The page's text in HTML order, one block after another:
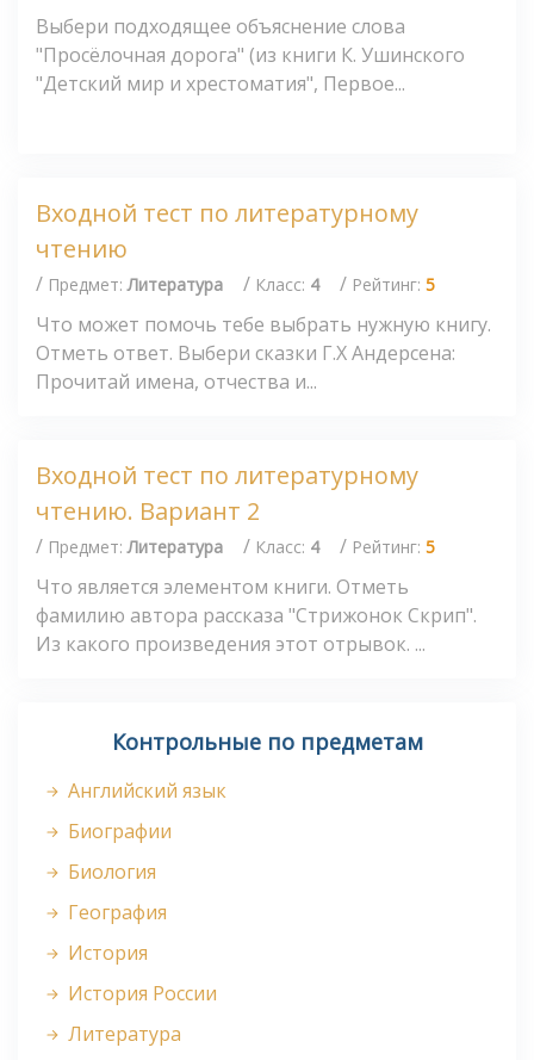
Выбери подходящее объяснение слова
"Просёлочная дорога" (из книги К. Ушинского
"Детский мир и хрестоматия", Первое...
Входной тест по литературному
чтению
/ Предмет:Литература / Класс: 4 / Рейтинг: 5
Что может помочь тебе выбрать нужную книгу.
Отметь ответ. Выбери сказки Г.Х Андерсена:
Прочитай имена, отчества и...
Входной тест по литературному
чтению. Вариант 2
/ Предмет:Литература / Класс: 4 / Рейтинг: 5
Что является элементом книги. Отметь
фамилию автора рассказа "Стрижонок Скрип".
Из какого произведения этот отрывок. ...
Контрольные по предметам
Английский язык
Биографии
Биология
География
История
История России
Литература